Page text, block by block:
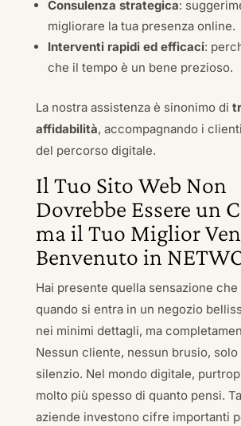
Consulenza strategica:
migliorare la tua presenza online.
Interventi rapidi ed efficaci:
che il tempo è un bene prezioso.
La nostra assistenza è sinonimo di
affidabilità, accompagnando i
del percorso digitale.
Il Tuo Sito Web Non
Dovrebbe Essere un
ma il Tuo Miglior
Benvenuto in
Hai presente quella sensazione che
quando si entra in un negozio
nei minimi dettagli, ma
Nessun cliente, nessun brusio, solo
silenzio. Nel mondo digitale,
molto più spesso di quanto pensi.
aziende investono cifre importanti